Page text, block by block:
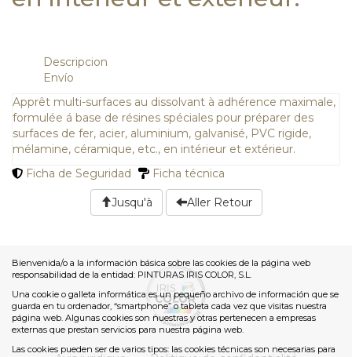
Descripcion
Envío
Apprêt multi-surfaces au dissolvant à adhérence maximale,
formulée á base de résines spéciales pour préparer des
surfaces de fer, acier, aluminium, galvanisé, PVC rigide,
mélamine, céramique, etc., en intérieur et extérieur.
Ficha de Seguridad
Ficha técnica
Jusqu'à Aller Retour
Bienvenida/o a la información básica sobre las cookies de la página web
responsabilidad de la entidad: PINTURAS IRIS COLOR, S.L.
Una cookie o galleta informática es un pequeño archivo de información que se
guarda en tu ordenador, “smartphone” o tableta cada vez que visitas nuestra
página web. Algunas cookies son nuestras y otras pertenecen a empresas
externas que prestan servicios para nuestra página web.
Las cookies pueden ser de varios tipos: las cookies técnicas son necesarias para